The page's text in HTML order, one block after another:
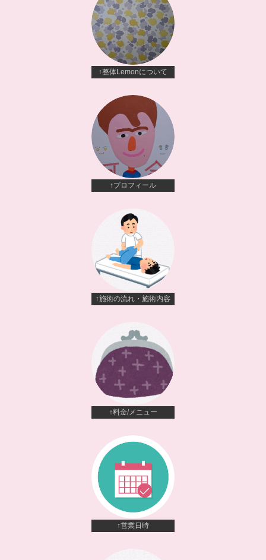
↑整体Lemonについて
↑プロフィール
↑施術の流れ・施術内容
↑料金/メニュー
↑営業日時